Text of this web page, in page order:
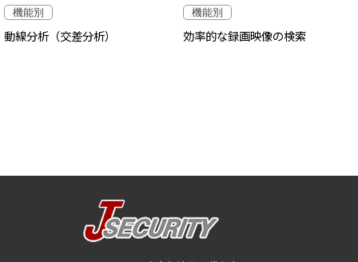
機能別
動線分析（交差分析）
機能別
効率的な録画映像の検索